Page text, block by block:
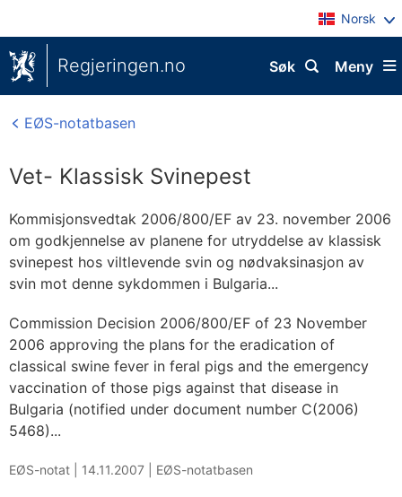
Norsk
Regjeringen.no Meny
Søk
EØS-notatbasen
Vet- Klassisk Svinepest
Kommisjonsvedtak 2006/800/EF av 23. november 2006
om godkjennelse av planene for utryddelse av klassisk
svinepest hos viltlevende svin og nødvaksinasjon av
svin mot denne sykdommen i Bulgaria...
Commission Decision 2006/800/EF of 23 November
2006 approving the plans for the eradication of
classical swine fever in feral pigs and the emergency
vaccination of those pigs against that disease in
Bulgaria (notified under document number C(2006)
5468)...
EØS-notat | 14.11.2007 EØS-notatbasen